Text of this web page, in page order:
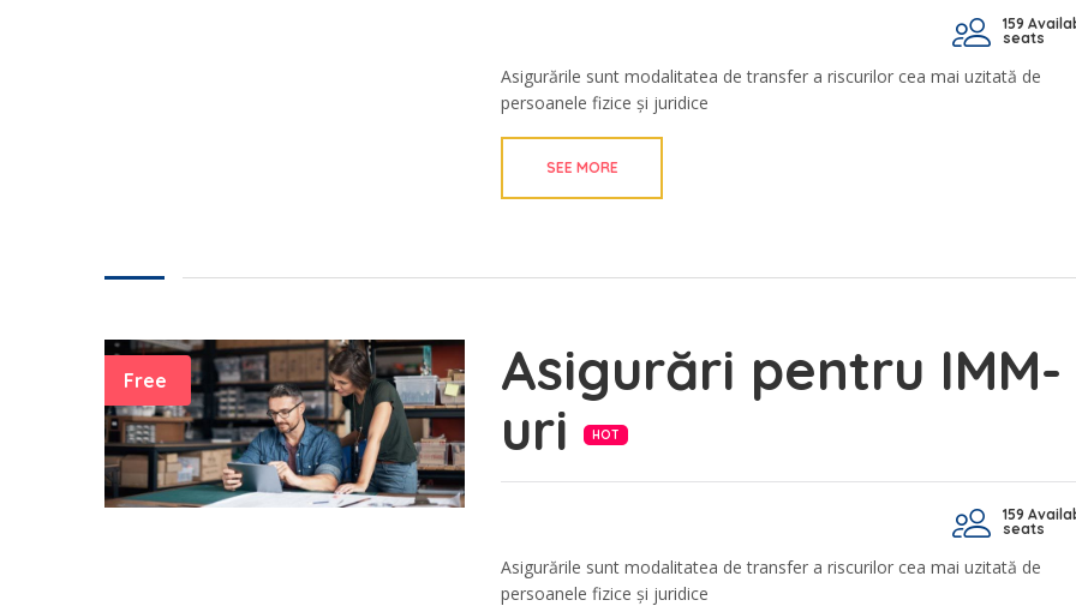
159
seats
Asigurările sunt modalitatea de transfer a riscurilor cea mai uzitată de
persoanele fizice și juridice
SEE MORE
Free
Asigurări pentru IMM-
uri
HOT
159
seats
Asigurările sunt modalitatea de transfer a riscurilor cea mai uzitată de
persoanele fizice și juridice